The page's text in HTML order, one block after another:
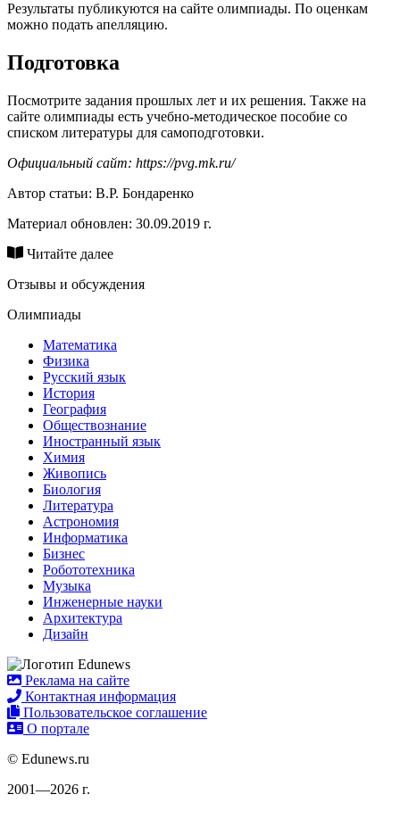
Результаты публикуются на сайте олимпиады. По оценкам
можно подать апелляцию.
Подготовка
Посмотрите задания прошлых лет и их решения. Также на
сайте олимпиады есть учебно-методическое пособие со
списком литературы для самоподготовки.
Официальный сайт: https://pvg.mk.ru/
Автор статьи: В.Р. Бондаренко
Материал обновлен: 30.09.2019 г.
Читайте далее
Отзывы и обсуждения
Олимпиады
Математика
Физика
Русский язык
История
География
Обществознание
Иностранный язык
Химия
Живопись
Биология
Литература
Астрономия
Информатика
Бизнес
Робототехника
Музыка
Инженерные науки
Архитектура
Дизайн
Реклама на сайте
Контактная информация
Пользовательское соглашение
О портале
© Edunews.ru
2001—2026 г.